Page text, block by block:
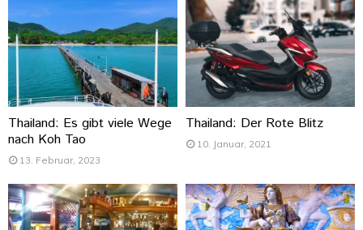
Thailand: Es gibt viele Wege
nach Koh Tao
13. Februar, 2023
Thailand: Der Rote Blitz
10. Januar, 2021